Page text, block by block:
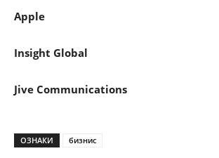
Apple
Insight Global
Jive Communications
ОЗНАКИ бизнис